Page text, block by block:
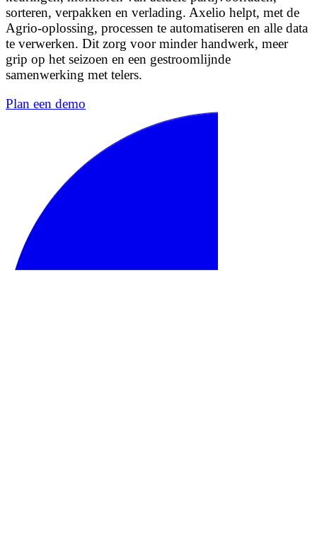
sorteren, verpakken en verlading. Axelio helpt, met de
Agrio-oplossing, processen te automatiseren en alle data
te verwerken. Dit zorg voor minder handwerk, meer
grip op het seizoen en een gestroomlijnde
samenwerking met telers.
Plan een demo